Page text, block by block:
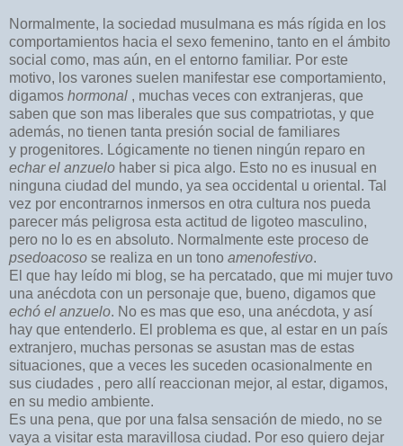
Normalmente, la sociedad musulmana es más rígida en los
comportamientos hacia el sexo femenino, tanto en el ámbito
social como, mas aún, en el entorno familiar. Por este
motivo, los varones suelen manifestar ese comportamiento,
digamos hormonal , muchas veces con extranjeras, que
saben que son mas liberales que sus compatriotas, y que
además, no tienen tanta presión social de familiares
y progenitores. Lógicamente no tienen ningún reparo en
echar el anzuelo haber si pica algo. Esto no es inusual en
ninguna ciudad del mundo, ya sea occidental u oriental. Tal
vez por encontrarnos inmersos en otra cultura nos pueda
parecer más peligrosa esta actitud de ligoteo masculino,
pero no lo es en absoluto. Normalmente este proceso de
psedoacoso se realiza en un tono amenofestivo.
El que hay leído mi blog, se ha percatado, que mi mujer tuvo
una anécdota con un personaje que, bueno, digamos que
echó el anzuelo. No es mas que eso, una anécdota, y así
hay que entenderlo. El problema es que, al estar en un país
extranjero, muchas personas se asustan mas de estas
situaciones, que a veces les suceden ocasionalmente en
sus ciudades , pero allí reaccionan mejor, al estar, digamos,
en su medio ambiente.
Es una pena, que por una falsa sensación de miedo, no se
vaya a visitar esta maravillosa ciudad. Por eso quiero dejar